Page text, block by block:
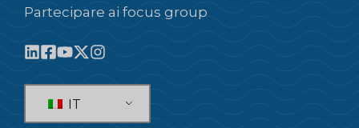
Partecipare ai focus group
IT